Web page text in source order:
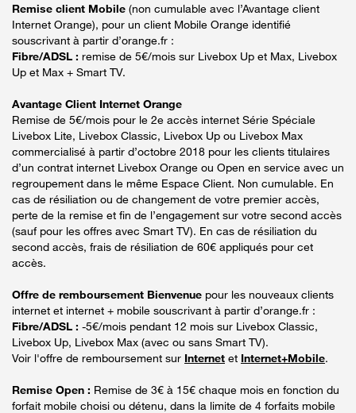
Remise client Mobile (non cumulable avec l’Avantage client
Internet Orange), pour un client Mobile Orange identifié
souscrivant à partir d’orange.fr :
Fibre/ADSL : remise de 5€/mois sur Livebox Up et Max, Livebox
Up et Max + Smart TV.
Avantage Client Internet Orange
Remise de 5€/mois pour le 2e accès internet Série Spéciale
Livebox Lite, Livebox Classic, Livebox Up ou Livebox Max
commercialisé à partir d’octobre 2018 pour les clients titulaires
d’un contrat internet Livebox Orange ou Open en service avec un
regroupement dans le même Espace Client. Non cumulable. En
cas de résiliation ou de changement de votre premier accès,
perte de la remise et fin de l’engagement sur votre second accès
(sauf pour les offres avec Smart TV). En cas de résiliation du
second accès, frais de résiliation de 60€ appliqués pour cet
accès.
Offre de remboursement Bienvenue pour les nouveaux clients
internet et internet + mobile souscrivant à partir d’orange.fr :
Fibre/ADSL : -5€/mois pendant 12 mois sur Livebox Classic,
Livebox Up, Livebox Max (avec ou sans Smart TV).
Voir l'offre de remboursement sur Internet et Internet+Mobile.
Remise Open : Remise de 3€ à 15€ chaque mois en fonction du
forfait mobile choisi ou détenu, dans la limite de 4 forfaits mobile